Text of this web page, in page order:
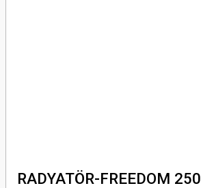
RADYATÖR-FREEDOM 250